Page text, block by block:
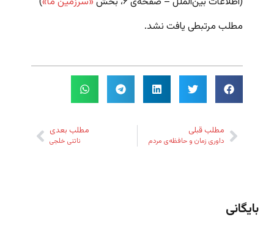
مطلب مرتبطی یافت نشد.
مطلب قبلی
داوری زمان و حافظه‌ی مردم
مطلب بعدی
ناتنی خلجی
بایگانی